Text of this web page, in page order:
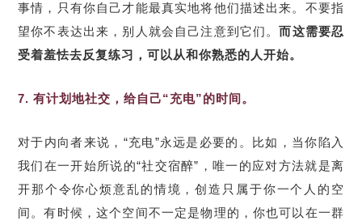
事情，只有你自己才能最真实地将他们描述出来。不要指
望你不表达出来，别人就会自己注意到它们。而这需要忍
受着羞怯去反复练习，可以从和你熟悉的人开始。
7. 有计划地社交，给自己“充电”的时间。
对于内向者来说，“充电”永远是必要的。比如，当你陷入
我们在一开始所说的“社交宿醉”，唯一的应对方法就是离
开那个令你心烦意乱的情境，创造只属于你一个人的空
间。有时候，这个空间不一定是物理的，你也可以在一群